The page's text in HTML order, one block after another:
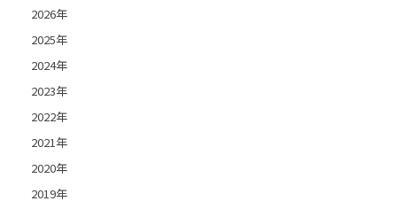
2026年
2025年
2024年
2023年
2022年
2021年
2020年
2019年